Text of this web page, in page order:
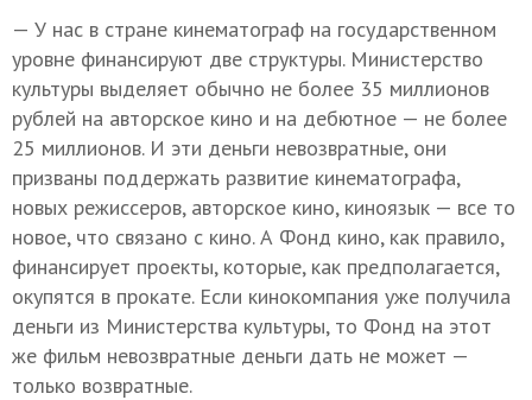
— У нас в стране кинематограф на государственном
уровне финансируют две структуры. Министерство
культуры выделяет обычно не более 35 миллионов
рублей на авторское кино и на дебютное — не более
25 миллионов. И эти деньги невозвратные, они
призваны поддержать развитие кинематографа,
новых режиссеров, авторское кино, киноязык — все то
новое, что связано с кино. А Фонд кино, как правило,
финансирует проекты, которые, как предполагается,
окупятся в прокате. Если кинокомпания уже получила
деньги из Министерства культуры, то Фонд на этот
же фильм невозвратные деньги дать не может —
только возвратные.